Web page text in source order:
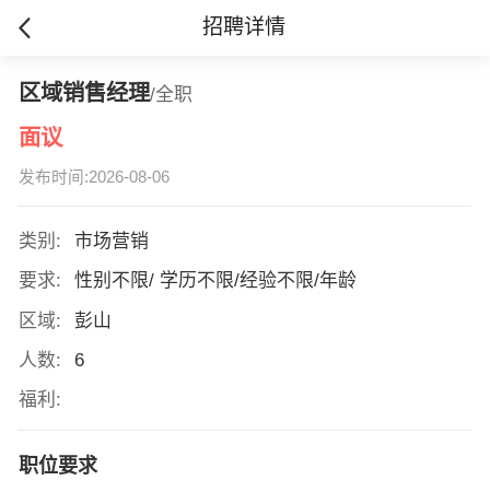
招聘详情
区域销售经理/全职
面议
发布时间:2026-08-06
类别:
市场营销
要求:
性别不限/ 学历不限/经验不限/年龄
区域:
彭山
人数:
6
福利:
职位要求